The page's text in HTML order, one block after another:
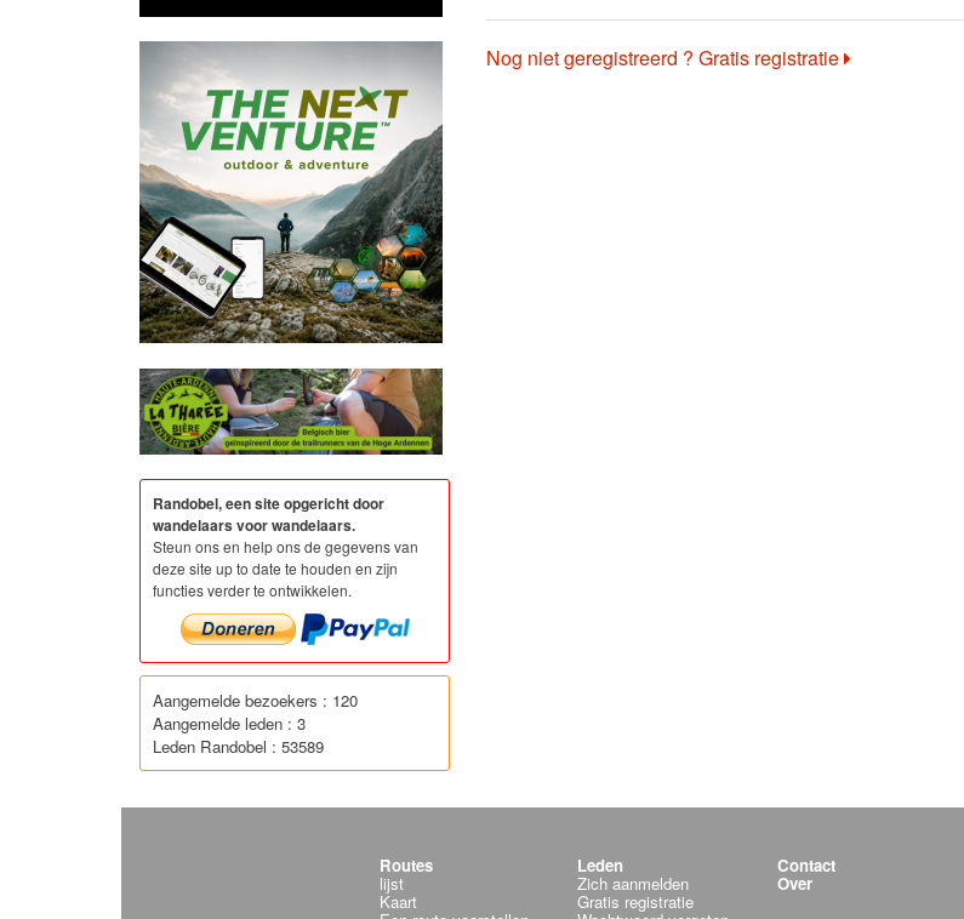
Nog niet geregistreerd ? Gratis registratie
Randobel, een site opgericht door
wandelaars voor wandelaars.
Steun ons en help ons de gegevens van
deze site up to date te houden en zijn
functies verder te ontwikkelen.
Aangemelde bezoekers : 120
Aangemelde leden : 3
Leden Randobel : 53589
Routes
lijst
Kaart
Leden
Zich aanmelden
Gratis registratie
Contact
Over